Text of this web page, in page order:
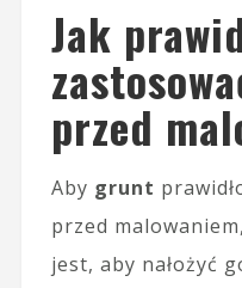
Jak
przed
Aby grunt
przed
jest, aby nałożyć